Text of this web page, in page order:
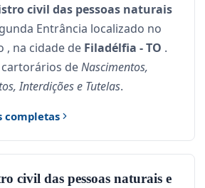
civil das pessoas naturais
Entrância localizado no
, na cidade de Filadélfia - TO .
cartorários deNascimentos,
Interdições e Tutelas.
completas
civil das pessoas naturais e